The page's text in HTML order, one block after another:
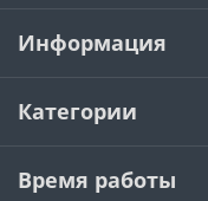
Информация
Категории
Время работы